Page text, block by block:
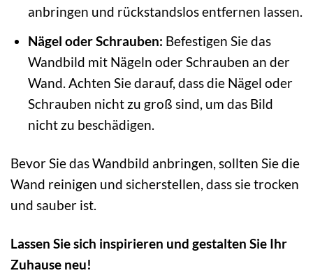
anbringen und rückstandslos entfernen lassen.
Nägel oder Schrauben: Befestigen Sie das
Wandbild mit Nägeln oder Schrauben an der
Wand. Achten Sie darauf, dass die Nägel oder
Schrauben nicht zu groß sind, um das Bild
nicht zu beschädigen.
Bevor Sie das Wandbild anbringen, sollten Sie die
Wand reinigen und sicherstellen, dass sie trocken
und sauber ist.
Lassen Sie sich inspirieren und gestalten Sie Ihr
Zuhause neu!